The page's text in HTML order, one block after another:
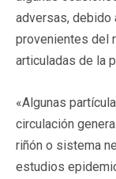
adversas, debido
provenientes del
articuladas de la
«Algunas
circulación
riñón o sistema
estudios